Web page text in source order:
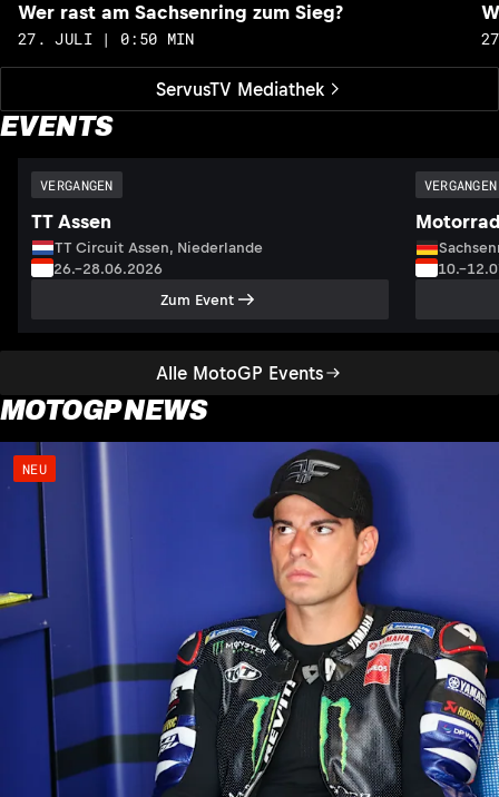
ServusTV Mediathek
Wer rast am Sachsenring zum Sieg?
27. JULI | 0:50 MIN
EVENTS
Alle MotoGP Events
VERGANGEN
TT Assen
TT Circuit Assen, Niederlande
26.–28.06.2026
Zum Event
VERGANGEN
MOTOGP NEWS
NEU